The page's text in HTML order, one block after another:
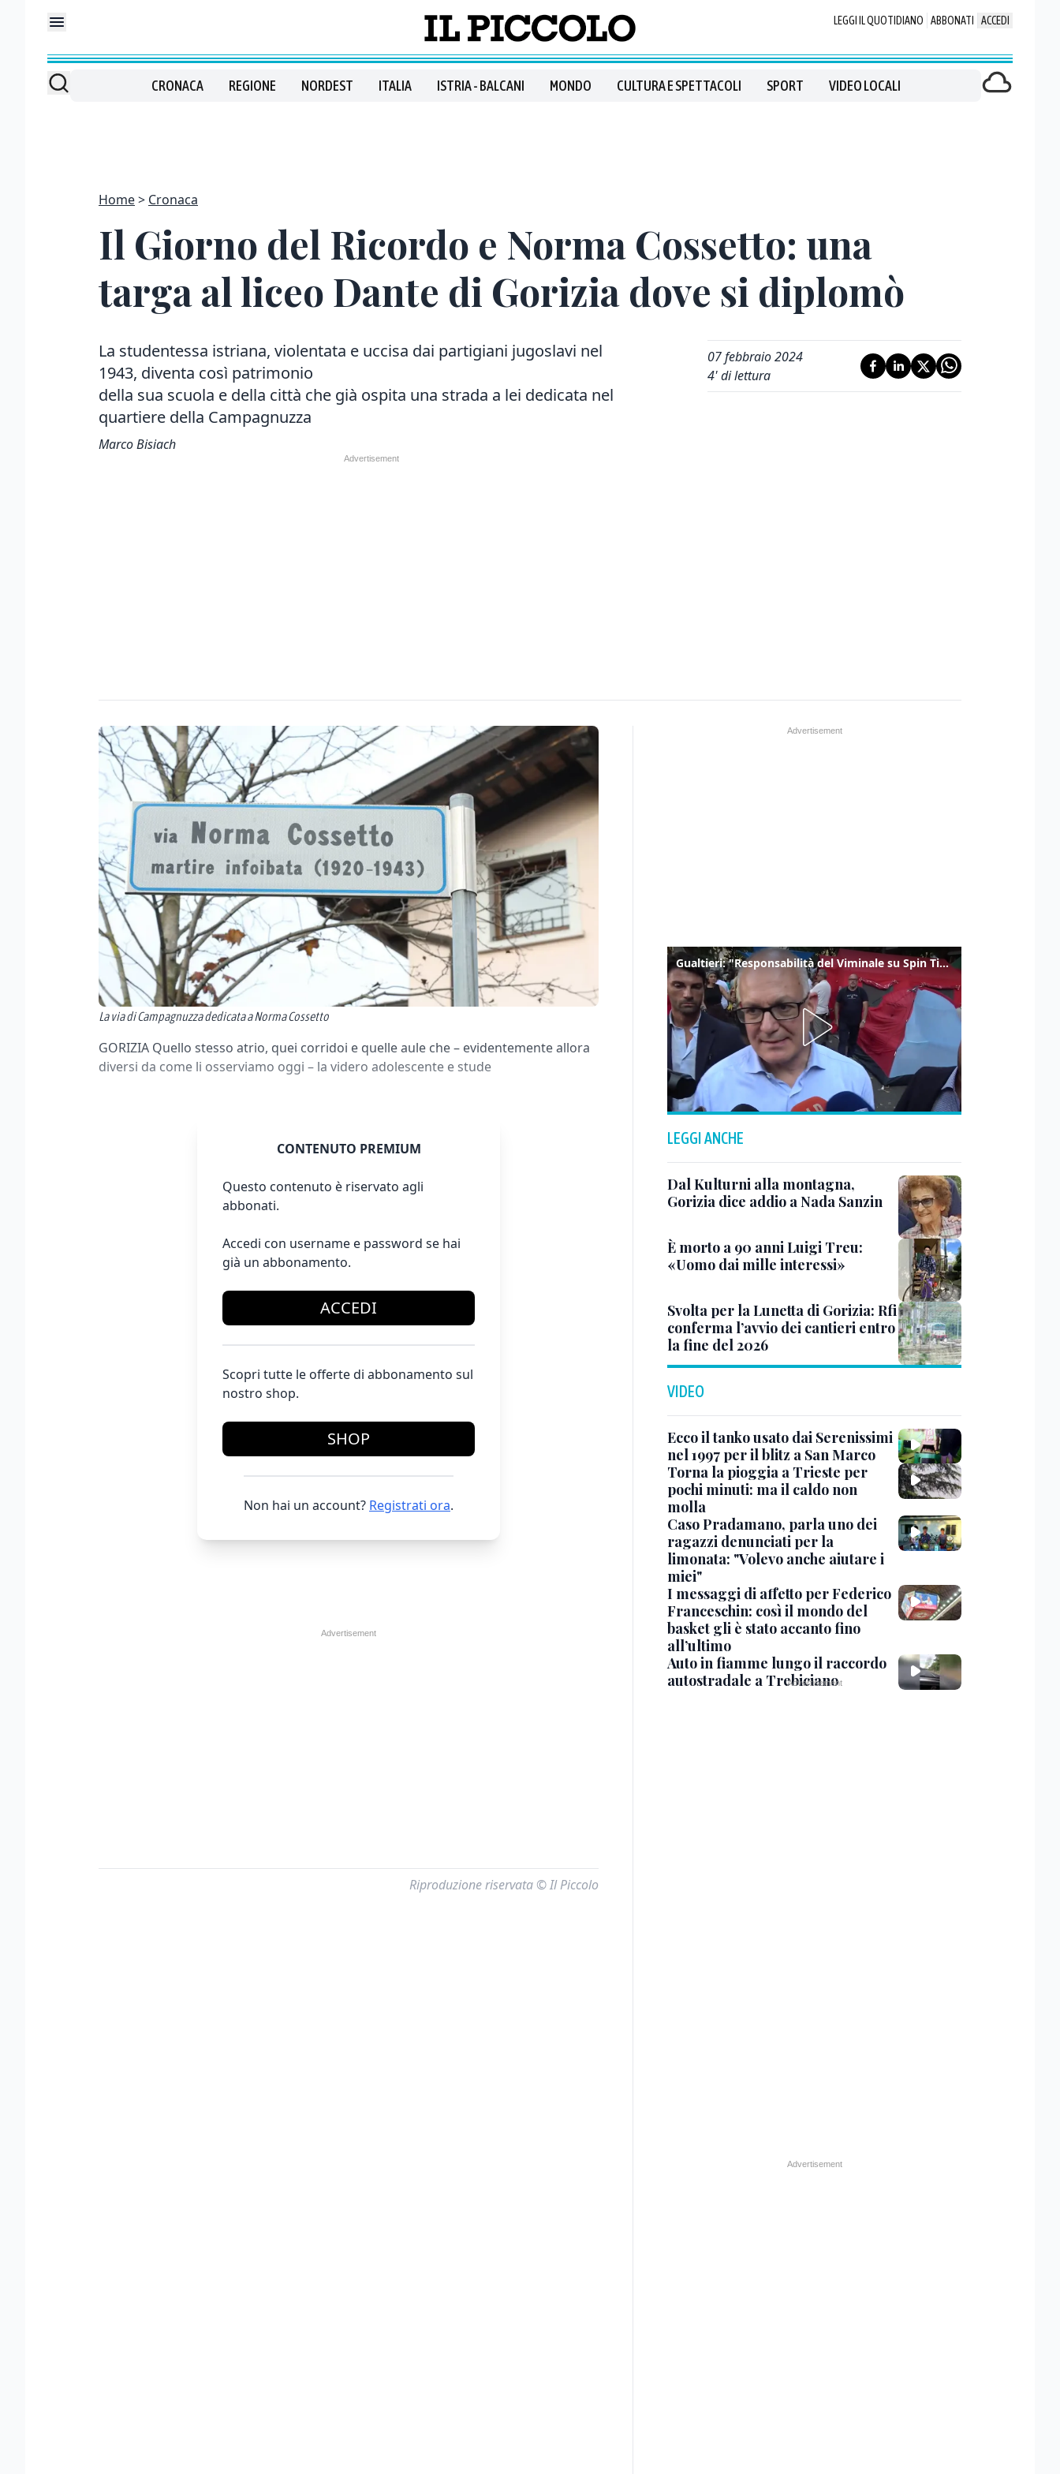
LEGGI IL QUOTIDIANO ABBONATI ACCEDI
CRONACA REGIONE NORDEST ITALIA ISTRIA - BALCANI MONDO CULTURA E SPETTACOLI SPORT VIDEO LOCALI
Home Cronaca
Il Giorno del Ricordo e Norma Cossetto: una
targa al liceo Dante di Gorizia dove si diplomò
La studentessa istriana, violentata e uccisa dai partigiani jugoslavi nel
1943, diventa così patrimonio
della sua scuola e della città che già ospita una strada a lei dedicata nel
quartiere della Campagnuzza
Marco Bisiach
07 febbraio 2024
4' di lettura
La via di Campagnuzza dedicata a Norma Cossetto
GORIZIA Quello stesso atrio, quei corridoi e quelle aule che – evidentemente allora
diversi da come li osserviamo oggi – la videro adolescente e stude
CONTENUTO PREMIUM
Questo contenuto è riservato agli
abbonati.
Accedi con username e password se hai
già un abbonamento.
ACCEDI
Scopri tutte le offerte di abbonamento sul
nostro shop.
SHOP
Non hai un account? Registrati ora.
Riproduzione riservata © Il Piccolo
Gualtieri: "Responsabilità del Viminale su Spin Time? La posizione dei partiti è nota"
LEGGI ANCHE
Dal Kulturni alla montagna,
Gorizia dice addio a Nada Sanzin
È morto a 90 anni Luigi Treu:
«Uomo dai mille interessi»
Svolta per la Lunetta di Gorizia: Rfi
conferma l’avvio dei cantieri entro
la fine del 2026
VIDEO
Ecco il tanko usato dai Serenissimi
nel 1997 per il blitz a San Marco
Torna la pioggia a Trieste per
pochi minuti: ma il caldo non
molla
Caso Pradamano, parla uno dei
ragazzi denunciati per la
limonata: "Volevo anche aiutare i
miei"
I messaggi di affetto per Federico
Franceschin: così il mondo del
basket gli è stato accanto fino
all’ultimo
Auto in fiamme lungo il raccordo
autostradale a Trebiciano